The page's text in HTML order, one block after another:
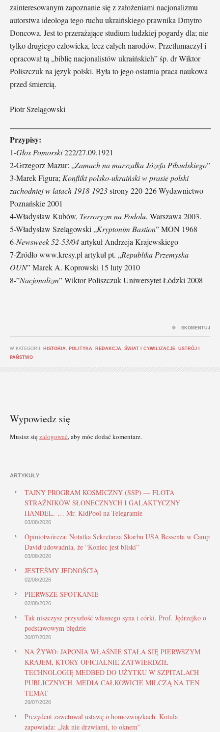
zainteresowanym zapoznanie się z założeniami nacjonalizmu
autorstwa ideologa tego ruchu ukraińskiego prawnika Dmytro
Doncowa. Jest to przerażające studium ludzkiej pogardy dla; nie
tylko drugiego człowieka, lecz całych narodów. Przetłumaczył i
opracował tą „biblię nacjonalistów ukraińskich” śp. dr Wiktor
Poliszczuk na język polski. Była to jego ostatnia praca naukowa
przed śmiercią.
Piotr Szelągowski
Przypisy:
1-Głos Pomorski222/27.09.1921
2-Grzegorz Mazur: „Zamach na marszałka Józefa Piłsudskiego”
3-Marek Figura; Konflikt polsko-ukraiński w prasie polski
zachodniej w latach 1918-1923strony 220-226 Wydawnictwo
Poznańskie 2001
4-Władysław Kubów, Terroryzm na Podolu, Warszawa 2003.
5-Władysław Szelągowski „Kryptonim Bastion” MON 1968
6-Newsweek 52-53/04artykuł Andrzeja Krajewskiego
7-Źródło www.kresy.pl artykuł pt. „Republika Przemyska
OUN” Marek A. Koprowski 15 luty 2010
8-”Nacjonalizm” Wiktor Poliszczuk Uniwersytet Łódzki 2008
W KATEGORII: HISTORIA POLITYKA REDAKCJA ŚWIAT I CYWILIZACJE USTRÓJ I
PAŃSTWO
SKOMENTUJ
Wypowiedz się
Musisz sięzalogować, aby móc dodać komentarz.
ARTYKUŁY
TAJNY PROGRAM KOSMICZNY (SSP) — FLOTA
STRAŻNIKÓW SŁONECZNYCH I GALAKTYCZNY
HANDEL. … Mr. KidPool na Telegramie
03/08/2026
Opiniotwórcza: Notatka Sekretarza Skarbu USA Bessenta w Camp
David udowadnia, że “Koniec jest bliski”
03/08/2026
JESTEŚMY JEDNOŚCIĄ
02/08/2026
PIERWSZE SPOTKANIE
02/08/2026
Tak niszczysz przyszłość własnego syna i córki. Prof. Jędrzejko o
podstawowym błędzie
30/07/2026
NA ŻYWO: JAPONIA WŁAŚNIE STAŁA SIĘ PIERWSZYM
KRAJEM, KTÓRY OFICJALNIE ZATWIERDZIŁ
TECHNOLOGIĘ MEDBED DO UŻYTKU W SZPITALACH
PUBLICZNYCH. MEDIA CAŁKOWICIE MILCZĄ NA TEN
TEMAT
29/07/2026
Prezydent zawetował ustawę o homozwiązkach. Kotula
zapowiada: „Jak nie drzwiami, to oknem”